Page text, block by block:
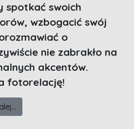
spotkać swoich
wzbogacić swój
o
nie zabrakło na
akcentów.
fotorelację!